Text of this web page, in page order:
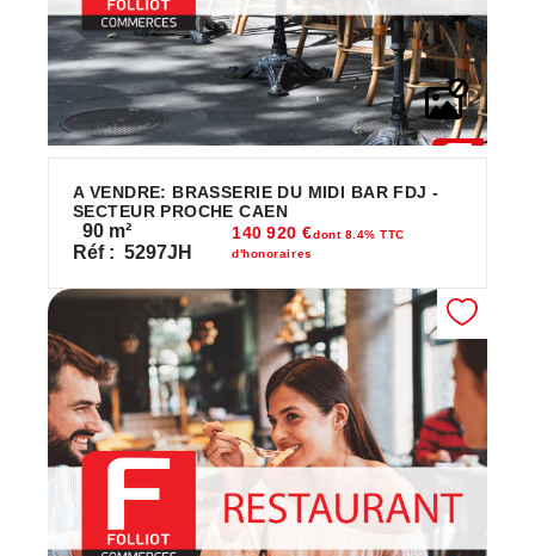
A VENDRE: BRASSERIE DU MIDI BAR FDJ -
SECTEUR PROCHE CAEN
90 m²
Réf : 5297JH
140 920 €dont 8.4% TTC
d'honoraires